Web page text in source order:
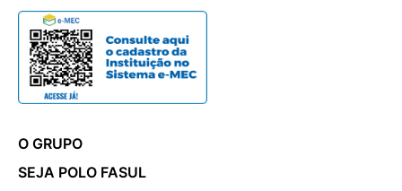
O GRUPO
SEJA POLO FASUL